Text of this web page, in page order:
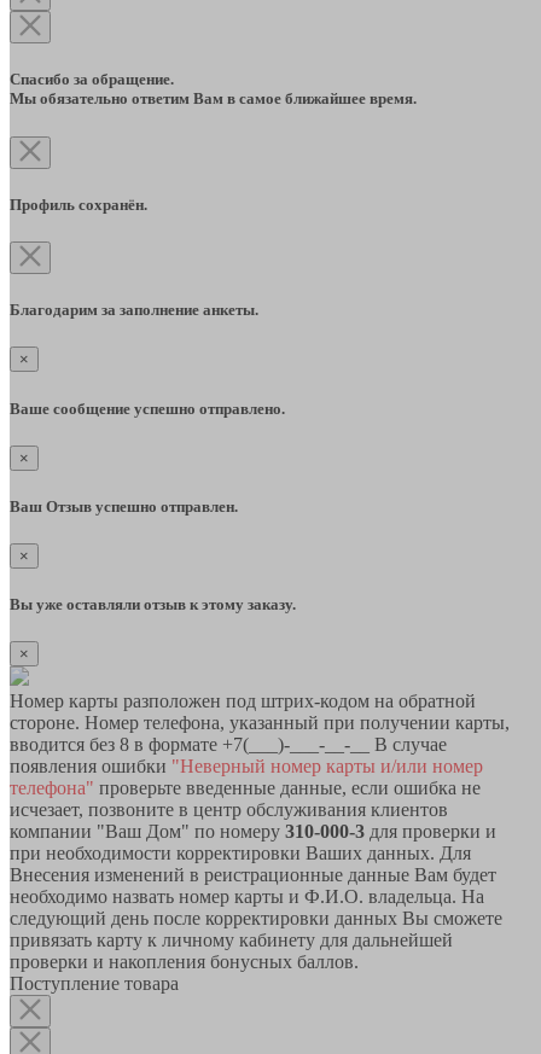
Спасибо за обращение.
Мы обязательно ответим Вам в самое ближайшее время.
Профиль сохранён.
Благодарим за заполнение анкеты.
×
Ваше сообщение успешно отправлено.
×
Ваш Отзыв успешно отправлен.
×
Вы уже оставляли отзыв к этому заказу.
×
Номер карты разположен под штрих-кодом на обратной
стороне. Номер телефона, указанный при получении карты,
вводится без 8 в формате +7(___)-___-__-__ В случае
появления ошибки "Неверный номер карты и/или номер
телефона" проверьте введенные данные, если ошибка не
исчезает, позвоните в центр обслуживания клиентов
компании "Ваш Дом" по номеру 310-000-3 для проверки и
при необходимости корректировки Ваших данных. Для
Внесения изменений в реистрационные данные Вам будет
необходимо назвать номер карты и Ф.И.О. владельца. На
следующий день после корректировки данных Вы сможете
привязать карту к личному кабинету для дальнейшей
проверки и накопления бонусных баллов.
Поступление товара